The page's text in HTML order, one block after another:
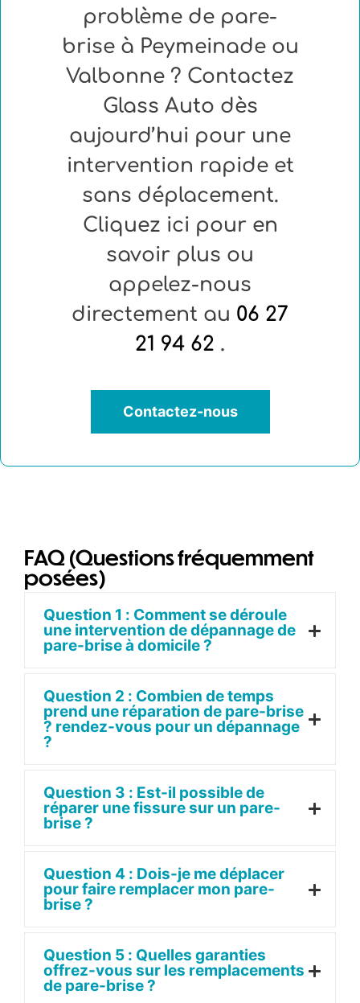
problème de pare-
brise à Peymeinade ou
Valbonne ? Contactez
Glass Auto dès
aujourd’hui pour une
intervention rapide et
sans déplacement.
Cliquez ici pour en
savoir plus ou
appelez-nous
directement au 06 27
21 94 62 .
Contactez-nous
FAQ (Questions fréquemment
posées)
Question 1 : Comment se déroule
une intervention de dépannage de
pare-brise à domicile ?
Question 2 : Combien de temps
prend une réparation de pare-brise
? rendez-vous pour un dépannage
?
Question 3 : Est-il possible de
réparer une fissure sur un pare-
brise ?
Question 4 : Dois-je me déplacer
pour faire remplacer mon pare-
brise ?
Question 5 : Quelles garanties
offrez-vous sur les remplacements
de pare-brise ?